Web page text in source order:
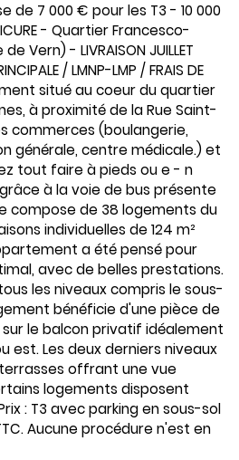
de 7 000 € pour les T3 - 10 000
- Quartier Francesco-
Vern) - LIVRAISON JUILLET
/ LMNP-LMP / FRAIS DE
situé au coeur du quartier
à proximité de la Rue Saint-
commerces (boulangerie,
générale, centre médicale.) et
tout faire à pieds ou e - n
à la voie de bus présente
compose de 38 logements du
individuelles de 124 m²
a été pensé pour
avec de belles prestations.
les niveaux compris le sous-
bénéficie d'une pièce de
le balcon privatif idéalement
est. Les deux derniers niveaux
offrant une vue
logements disposent
: T3 avec parking en sous-sol
Aucune procédure n'est en